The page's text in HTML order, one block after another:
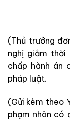
(Thủ trưởng
nghị giảm thời
chấp hành án
pháp luật.
(Gửi kèm theo
phạm nhân có